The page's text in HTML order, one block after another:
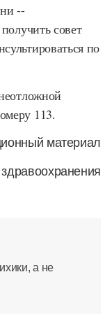
--
совет
по
113.
материал